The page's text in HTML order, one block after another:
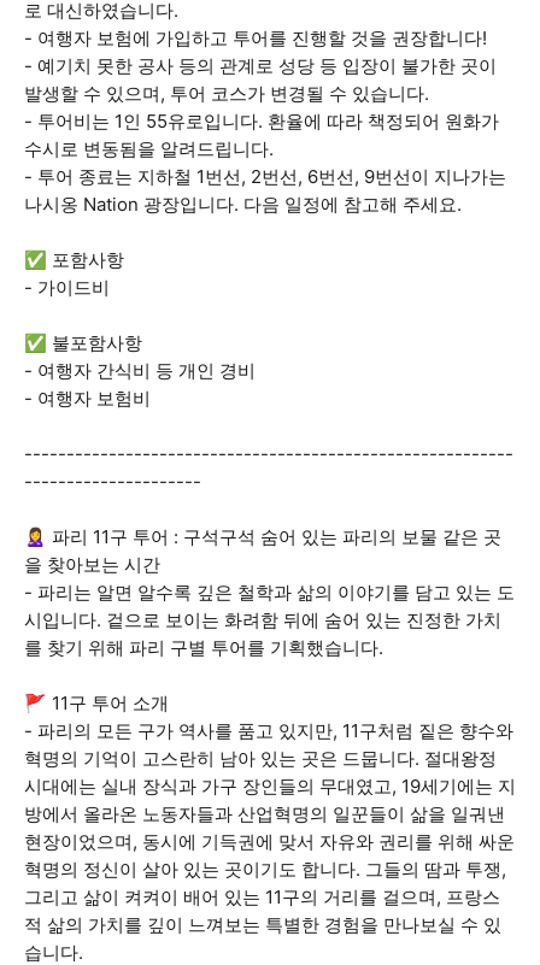
로 대신하였습니다.
- 여행자 보험에 가입하고 투어를 진행할 것을 권장합니다!
- 예기치 못한 공사 등의 관계로 성당 등 입장이 불가한 곳이
발생할 수 있으며, 투어 코스가 변경될 수 있습니다.
- 투어비는 1인 55유로입니다. 환율에 따라 책정되어 원화가
수시로 변동됨을 알려드립니다.
- 투어 종료는 지하철 1번선, 2번선, 6번선, 9번선이 지나가는
나시옹 Nation 광장입니다. 다음 일정에 참고해 주세요.
✅ 포함사항
- 가이드비
✅ 불포함사항
- 여행자 간식비 등 개인 경비
- 여행자 보험비
----------------------------------------------------------
---------------------
🙎‍♀️ 파리 11구 투어 : 구석구석 숨어 있는 파리의 보물 같은 곳
을 찾아보는 시간
- 파리는 알면 알수록 깊은 철학과 삶의 이야기를 담고 있는 도
시입니다. 겉으로 보이는 화려함 뒤에 숨어 있는 진정한 가치
를 찾기 위해 파리 구별 투어를 기획했습니다.
🚩 11구 투어 소개
- 파리의 모든 구가 역사를 품고 있지만, 11구처럼 짙은 향수와
혁명의 기억이 고스란히 남아 있는 곳은 드뭅니다. 절대왕정
시대에는 실내 장식과 가구 장인들의 무대였고, 19세기에는 지
방에서 올라온 노동자들과 산업혁명의 일꾼들이 삶을 일궈낸
현장이었으며, 동시에 기득권에 맞서 자유와 권리를 위해 싸운
혁명의 정신이 살아 있는 곳이기도 합니다. 그들의 땀과 투쟁,
그리고 삶이 켜켜이 배어 있는 11구의 거리를 걸으며, 프랑스
적 삶의 가치를 깊이 느껴보는 특별한 경험을 만나보실 수 있
습니다.